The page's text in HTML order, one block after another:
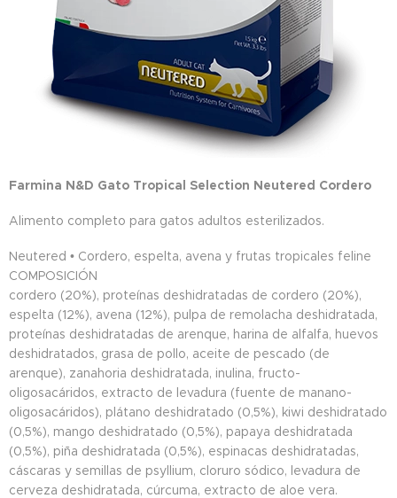
Farmina N&D Gato Tropical Selection Neutered Cordero
Alimento completo para gatos adultos esterilizados.
Neutered • Cordero, espelta, avena y frutas tropicales feline
COMPOSICIÓN
cordero (20%), proteínas deshidratadas de cordero (20%),
espelta (12%), avena (12%), pulpa de remolacha deshidratada,
proteínas deshidratadas de arenque, harina de alfalfa, huevos
deshidratados, grasa de pollo, aceite de pescado (de
arenque), zanahoria deshidratada, inulina, fructo-
oligosacáridos, extracto de levadura (fuente de manano-
oligosacáridos), plátano deshidratado (0,5%), kiwi deshidratado
(0,5%), mango deshidratado (0,5%), papaya deshidratada
(0,5%), piña deshidratada (0,5%), espinacas deshidratadas,
cáscaras y semillas de psyllium, cloruro sódico, levadura de
cerveza deshidratada, cúrcuma, extracto de aloe vera.